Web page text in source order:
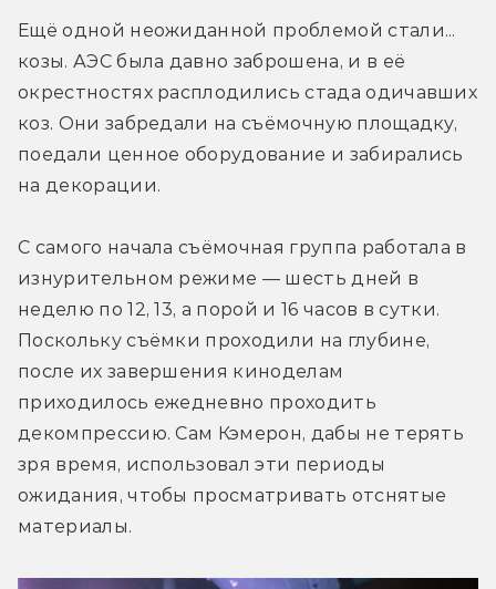
Ещё одной неожиданной проблемой стали...
козы. АЭС была давно заброшена, и в её
окрестностях расплодились стада одичавших
коз. Они забредали на съёмочную площадку,
поедали ценное оборудование и забирались
на декорации.
С самого начала съёмочная группа работала в
изнурительном режиме — шесть дней в
неделю по 12, 13, а порой и 16 часов в сутки.
Поскольку съёмки проходили на глубине,
после их завершения киноделам
приходилось ежедневно проходить
декомпрессию. Сам Кэмерон, дабы не терять
зря время, использовал эти периоды
ожидания, чтобы просматривать отснятые
материалы.